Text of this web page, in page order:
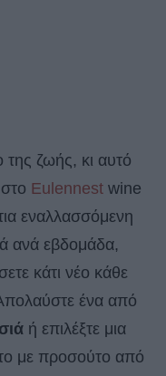
της ζωής, κι αυτό
Eulennest wine
εναλλασσόμενη
ανά εβδομάδα,
κάτι νέο κάθε
ένα από
ή επιλέξτε μια
το με προσούτο από